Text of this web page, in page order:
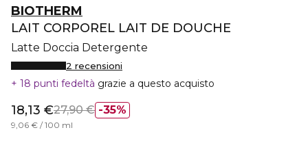
BIOTHERM
LAIT CORPOREL LAIT DE DOUCHE
Latte Doccia Detergente
2 recensioni
18 punti fedeltà grazie a questo acquisto
35%
18,13 €27,90 €
9,06 € / 100 ml